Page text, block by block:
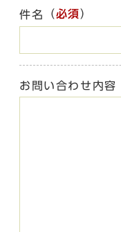
件名 （必須）
お問い合わせ内容